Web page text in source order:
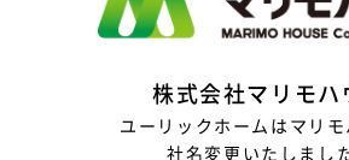
2025年5月
2025年3月
株式会社マリモハ
ユーリックホームはマリ
社名変更いたしました